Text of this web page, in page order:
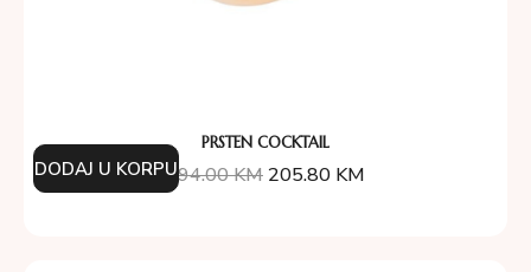
PRSTEN COCKTAIL
294.00KM 205.80 KM
DODAJ U KORPU